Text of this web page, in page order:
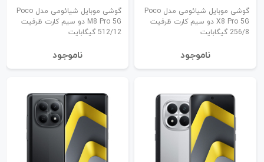
گوشی موبایل شیائومی مدل Poco
X8 Pro 5G دو سیم کارت ظرفیت
256/8 گیگابایت
نا‌موجود
گوشی موبایل شیائومی مدل Poco
M8 Pro 5G دو سیم کارت ظرفیت
512/12 گیگابایت
نا‌موجود